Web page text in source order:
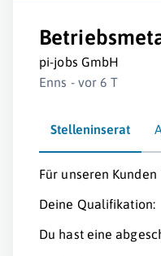
pi-jobs GmbH
Enns - vor 6 T
Stelleninserat
Für unseren
Deine Qualifikation:
Du hast eine